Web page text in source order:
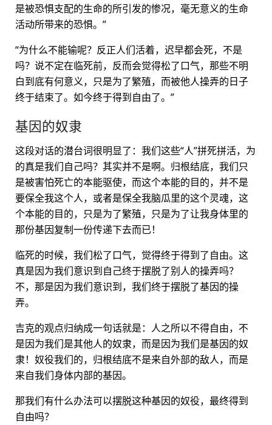
是被恐惧支配的生命的所引发的惨况，毫无意义的生命
活动所带来的恐惧。”
“为什么不能输呢？反正人们活着，迟早都会死，不是
吗？说不定在临死前，反而会觉得松了口气，那些不明
白到底有何意义，只是为了繁殖，而被他人操弄的日子
终于结束了。如今终于得到自由了。”
基因的奴隶
这段对话的潜台词很明显了：我们这些“人”拼死拼活，为
的真是我们自己吗？其实并不是啊。归根结底，我们只
是被害怕死亡的本能驱使，而这个本能的目的，并不是
要保全我这个人，或者是保全我脑瓜里的这个灵魂，这
个本能的目的，只是为了繁殖，只是为了让我身体里的
那份基因复制一份传递下去而已！
临死的时候，我们松了口气，觉得终于得到了自由。这
真是因为我们意识到自己终于摆脱了别人的操弄吗？
不，那是因为我们意识到，我们终于摆脱了基因的操
弄。
吉克的观点归纳成一句话就是：人之所以不得自由，不
是因为我们是其他人的奴隶，而是因为我们是基因的奴
隶！奴役我们的，归根结底不是来自外部的敌人，而是
来自我们身体内部的基因。
那我们有什么办法可以摆脱这种基因的奴役，最终得到
自由吗？